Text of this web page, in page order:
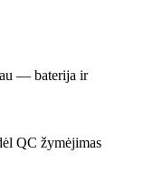
— baterija ir
QC žymėjimas